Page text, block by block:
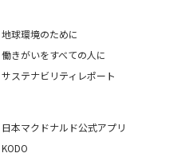
地球環境のために
働きがいをすべての人に
サステナビリティレポート
日本マクドナルド公式アプリ
KODO